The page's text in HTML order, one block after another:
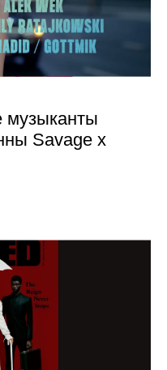
музыканты
Savage x